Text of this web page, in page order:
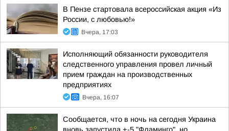
В Пензе стартовала всероссийская акция «Из
России, с любовью!»
Вчера, 17:03
Исполняющий обязанности руководителя
следственного управления провел личный
прием граждан на производственных
предприятиях
Вчера, 16:07
Сообщается, что в ночь на сегодня Украина